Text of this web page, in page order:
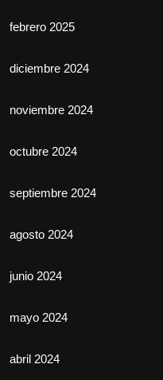
febrero 2025
diciembre 2024
noviembre 2024
octubre 2024
septiembre 2024
agosto 2024
junio 2024
mayo 2024
abril 2024